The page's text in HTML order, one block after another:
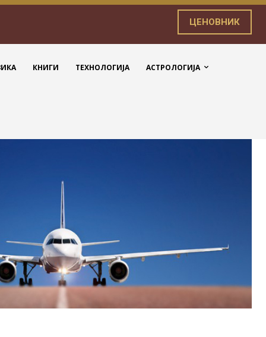
ЦЕНОВНИК
КНИГИ ТЕХНОЛОГИЈА АСТРОЛОГИЈА